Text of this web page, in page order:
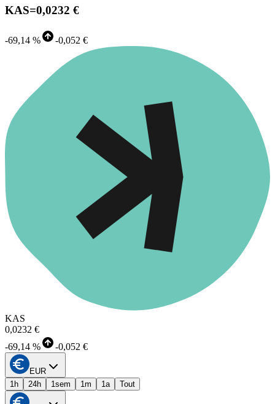
KAS=0,0232 €
-69,14 % -0,052 €
KAS
0,0232 €
-69,14 % -0,052 €
EUR
1h
24h 1sem 1m 1a Tout